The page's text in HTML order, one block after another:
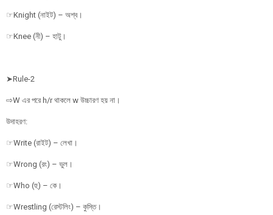
☞Knight (নাইট) – অশ্ব।
☞Knee (নী) – হাটু।
➤Rule-2
⇨W এর পরে h/r থাকলে w উচ্চারণ হয় না।
উদাহরণ:
☞Write (রাইট) – লেখা।
☞Wrong (রং) – ভুল।
☞Who (হু) – কে।
☞Wrestling (রেস্টলিং) – কুস্তি।